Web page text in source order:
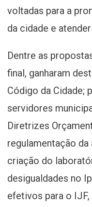
voltadas para a
da cidade e
Dentre as
final, ganharam
Código da Cidade;
servidores
Diretrizes
regulamentação
criação do
desigualdades no
efetivos para o IJF,